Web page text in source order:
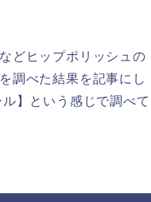
どヒップポリッシュの
調べた結果を記事にし
】という感じで調べて